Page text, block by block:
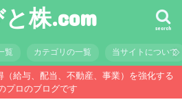
株.com search
覧 カテゴリの一覧 当サイトについて
（給与、配当、不動産、事業）を強化する
プロのブログです